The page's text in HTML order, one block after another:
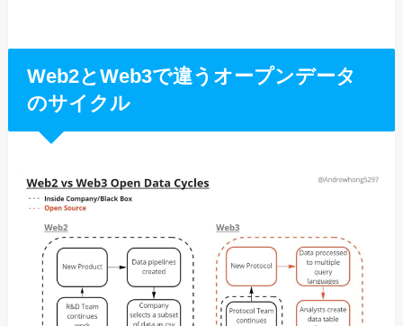
Web2とWeb3で違うオープンデータ
のサイクル